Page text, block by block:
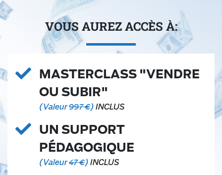
VOUS AUREZ ACCÈS À:
MASTERCLASS "VENDRE
OU SUBIR"
(Valeur997€)INCLUS
UN SUPPORT
PÉDAGOGIQUE
(Valeur47€)INCLUS